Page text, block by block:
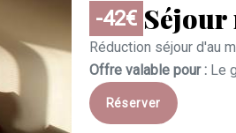
-42€
Réduction séjour d'au
Offre valable pour : Le
Réserver